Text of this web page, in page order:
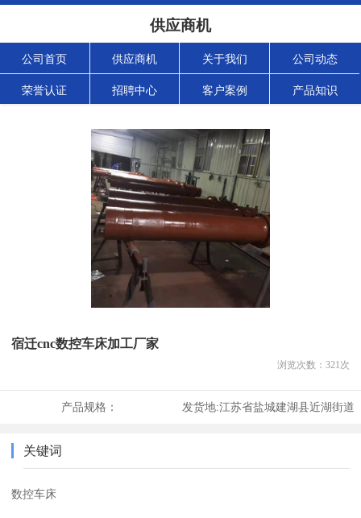
供应商机
公司首页 供应商机 关于我们 公司动态
荣誉认证 招聘中心 客户案例 产品知识
宿迁cnc数控车床加工厂家
浏览次数： 321次
产品规格： 发货地:江苏省盐城建湖县近湖街道
关键词
数控车床